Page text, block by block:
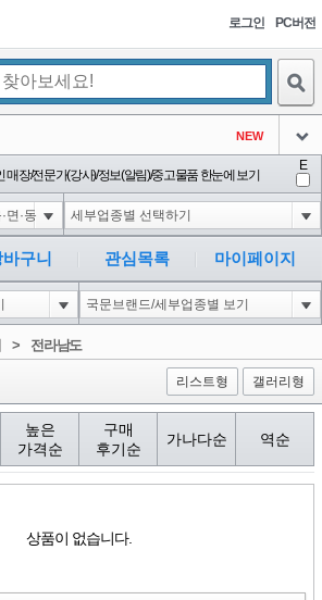
로그인 PC버전
NEW
delay '0:0:15' --
아이콘
delay '0:0:15' --
아이콘
아이콘
1
delay '0:0:15' --
아이콘
1
매장/전문가(강사)/정보(알림)/중고물품 한눈에 보기
E
바구니 관심목록 마이페이지
> 전라남도
리스트형 갤러리형
높은
가격순
구매
후기순
가나다순 역순
상품이 없습니다.